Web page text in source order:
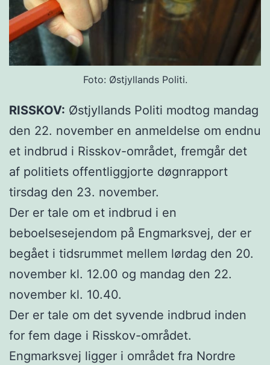
Foto: Østjyllands Politi.
RISSKOV: Østjyllands Politi modtog mandag
den 22. november en anmeldelse om endnu
et indbrud i Risskov-området, fremgår det
af politiets offentliggjorte døgnrapport
tirsdag den 23. november.
Der er tale om et indbrud i en
beboelsesejendom på Engmarksvej, der er
begået i tidsrummet mellem lørdag den 20.
november kl. 12.00 og mandag den 22.
november kl. 10.40.
Der er tale om det syvende indbrud inden
for fem dage i Risskov-området.
Engmarksvej ligger i området fra Nordre